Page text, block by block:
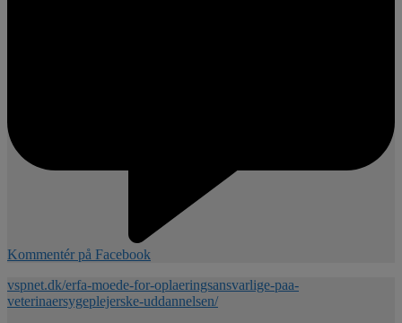
Kommentér på Facebook
vspnet.dk/erfa-moede-for-oplaeringsansvarlige-paa-
veterinaersygeplejerske-uddannelsen/